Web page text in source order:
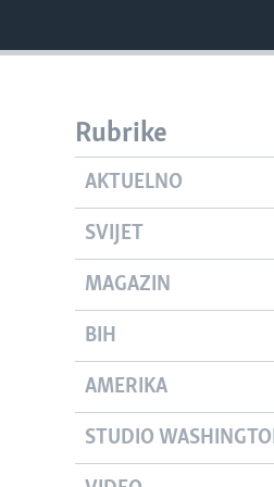
Rubrike
AKTUELNO
SVIJET
MAGAZIN
BIH
AMERIKA
STUDIO